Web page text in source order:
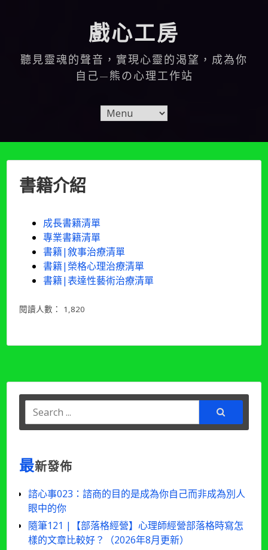
戲心工房
聽見靈魂的聲音，實現心靈的渴望，成為你
自己—熊の心理工作站
書籍介紹
成長書籍清單
專業書籍清單
書籍|敘事治療清單
書籍|榮格心理治療清單
書籍|表達性藝術治療清單
閱讀人數： 1,820
Search
for:
最新發佈
諮心事023：諮商的目的是成為你自己而非成為別人
眼中的你
隨筆121 |【部落格經營】心理師經營部落格時寫怎
樣的文章比較好？（2026年8月更新）